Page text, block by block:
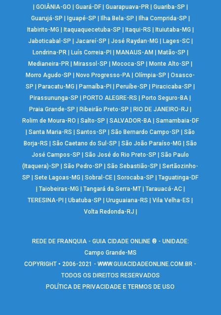
GOIÂNIA-GO Guará-DF| Guarapuava-PR| Guariba-SP
Guarujá-SP
Iguapé-SP Ilha Bela-SP Ilha Comprida-SP
Itabirito-MG
Itaquaquecetuba-SP Itaqui-RS Ituiutaba-MG
Jaboticabal-SP
Jacareí-SP José Raydan-MG Lages-SC|
Londrina-PR| Luís Correia-PI MANAUS-AM Matão-SP
Medianeira-PR
Mirassol-SP Mococa-SP Monte Alto-SP
Morro Agudo-SP
Novo Progresso-PA |Olímpia-SP |Osasco-
SP
Paracatu-MG Parnaíba-PI Peruíbe-SP Piracicaba-SP
Pirassununga-SP
PORTO ALEGRE-RS Porto Seguro-BA
Praia Grande-SP
Ribeirão Preto-SP RIO DE JANEIRO-RJ
Rolim de Moura-RO
Salto-SP SALVADOR-BA| Samambaia-DF
|Santa Maria-RS |Santos-SP |São Bernardo Campo-SP |São
Borja-RS
|São Caetano do Sul-SP |São João Paraíso-MG |São
José Campos-SP
|São José do Rio Preto-SP |São Paulo
(Itaquera)-SP
|São Pedro-SP |São Sebastião-SP |Sertãozinho-
SP
|Sete Lagoas-MG |Sobral-CE |Sorocaba-SP |Taguatinga-DF
Taiobeiras-MG Tangará da Serra-MT| Tarauacá-AC|
TERESINA-PI
|Ubatuba-SP |Uruguaiana-RS |Vila Velha-ES
Volta Redonda-RJ
REDE DE FRANQUIA - GUIA CIDADE ONLINE ® - UNIDADE:
Campo Grande-MS
COPYRIGHT • 2006-2021 -WWW.GUIACIDADEONLINE.COM.BR -
TODOS OS DIREITOS RESERVADOS
POLÍTICA DE PRIVACIDADE E TERMOS DE USO